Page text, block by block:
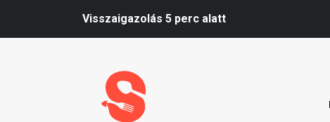
Visszaigazolás 5 perc alatt